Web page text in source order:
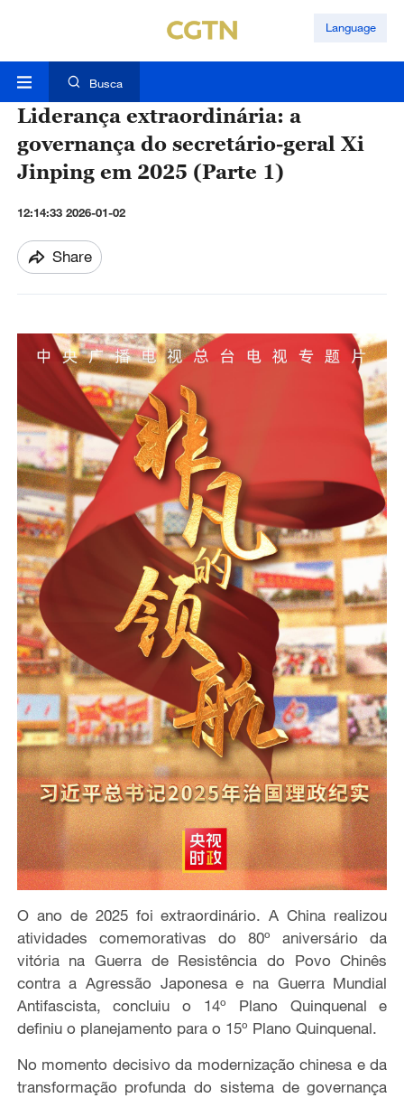
Language
Busca
Liderança extraordinária: a
governança do secretário-geral Xi
Jinping em 2025 (Parte 1)
12:14:33 2026-01-02
Share
O ano de 2025 foi extraordinário. A China realizou
atividades comemorativas do 80º aniversário da
vitória na Guerra de Resistência do Povo Chinês
contra a Agressão Japonesa e na Guerra Mundial
Antifascista, concluiu o 14º Plano Quinquenal e
definiu o planejamento para o 15º Plano Quinquenal.
No momento decisivo da modernização chinesa e da
transformação profunda do sistema de governança